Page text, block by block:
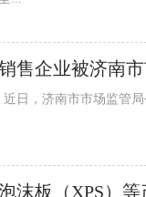
售企业被济南市